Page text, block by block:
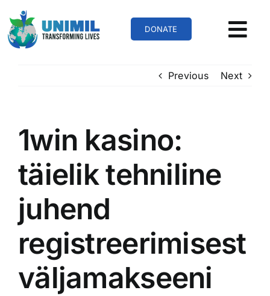
content
DONATE
Previous Next
1win kasino:
täielik tehniline
juhend
registreerimisest
väljamakseeni